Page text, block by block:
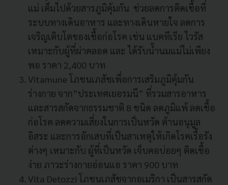
แม่ เต็มไปด้วยสารภูมิคุ้มกัน ช่วยลดการติดเชื้อที่
ระบบทางเดินอาหาร และทางเดินหายใจ ลดการ
เจริญเติบโตของเชื้อก่อโรค เช่น แบคทีเรีย ไวรัส
เหมาะกับผู้ที่ผ่าคลอด และ ได้รับน้ำนมแม่ไม่เพียง
พอ ราคา 2,400 บาท
Vitamune โภชนเภสัชเพื่อการเสริมภูมิคุ้มกัน
ร่างกาย จาก”ประเทศเยอรมนี” ที่รวมสารอาหาร
และสารสกัดจากธรรมชาติ 8 ชนิด ลดภูมิแพ้ ลดเชื้อ
ก่อโรค ลดความเสี่ยงในการเป็นหวัด ต้านอนุมูล
อิสระ และการอักเสบที่เป็นสาเหตุให้เกิดโรคเรื้อรัง
ต่างๆ เหมาะกับ ผู้ที่เป็นหวัด เจ็บคอบ่อยๆ ติดเชื้อ
ง่าย ภาวะร่างกายอ่อนแอ ราคา 900 บาท
Vita Detozzi โภชนเภสัชจากอเมริกา เป็นสารสกัด